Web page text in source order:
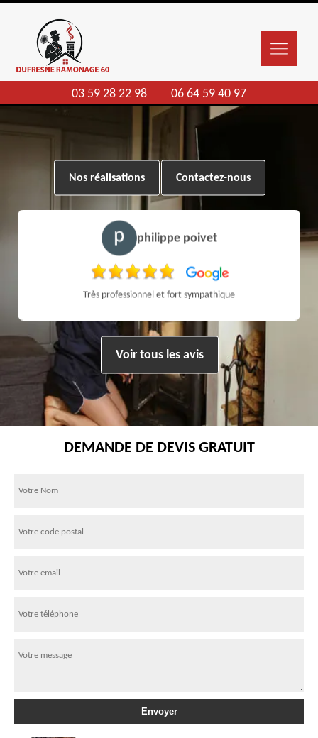
03 59 28 22 98 - 06 64 59 40 97
Nos réalisations Contactez-nous
philippe poivet
Très professionnel et fort sympathique
Voir tous les avis
DEMANDE DE DEVIS GRATUIT